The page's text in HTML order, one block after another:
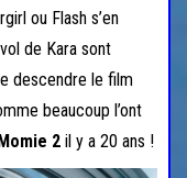
ou Flash s’en
de Kara sont
descendre le film
beaucoup l’ont
2 il y a 20 ans !